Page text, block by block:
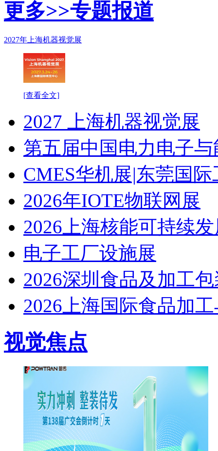
更多>>专题报道
2027年上海机器视觉展
[查看全文]
2027 上海机器视觉展
第五届中国电力电子
CMES华机展|东莞国
2026年IOTE物联网展
2026上海核能可持续
电子工厂设施展
2026深圳食品及加工
2026上海国际食品加
视觉焦点